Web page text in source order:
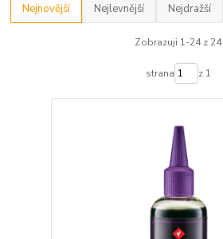
Nejnovější Nejlevnější Nejdražší
Zobrazuji 1-24 z 24
strana z 1